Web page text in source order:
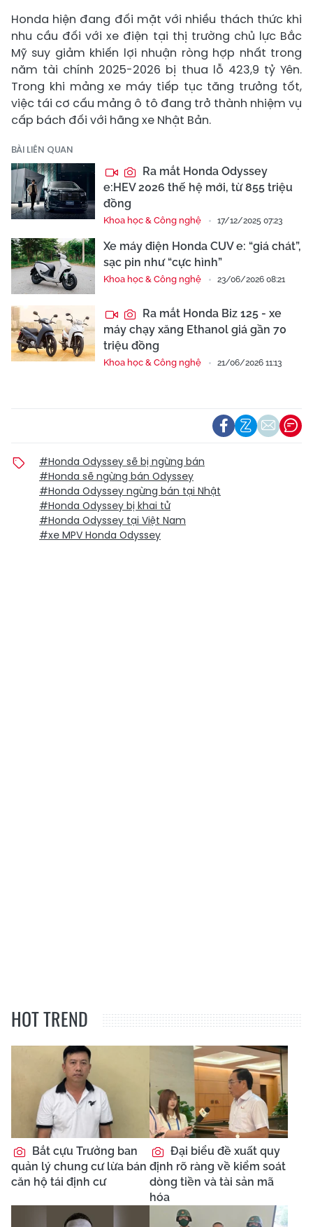
Honda hiện đang đối mặt với nhiều thách thức khi
nhu cầu đối với xe điện tại thị trường chủ lực Bắc
Mỹ suy giảm khiến lợi nhuận ròng hợp nhất trong
năm tài chính 2025-2026 bị thua lỗ 423,9 tỷ Yên.
Trong khi mảng xe máy tiếp tục tăng trưởng tốt,
việc tái cơ cấu mảng ô tô đang trở thành nhiệm vụ
cấp bách đối với hãng xe Nhật Bản.
BÀI LIÊN QUAN
Ra mắt Honda Odyssey
e:HEV 2026 thế hệ mới, từ 855 triệu
đồng
Khoa học & Công nghệ 17/12/2025 07:23
Xe máy điện Honda CUV e: “giá chát”,
sạc pin như “cực hình”
Khoa học & Công nghệ 23/06/2026 08:21
Ra mắt Honda Biz 125 - xe
máy chạy xăng Ethanol giá gần 70
triệu đồng
Khoa học & Công nghệ 21/06/2026 11:13
#Honda Odyssey sẽ bị ngừng bán
#Honda sẽ ngừng bán Odyssey
#Honda Odyssey ngừng bán tại Nhật
#Honda Odyssey bị khai tử
#Honda Odyssey tại Việt Nam
#xe MPV Honda Odyssey
HOT TREND
Bắt cựu Trưởng ban
quản lý chung cư lừa bán
căn hộ tái định cư
Đại biểu đề xuất quy
định rõ ràng về kiểm soát
dòng tiền và tài sản mã
hóa